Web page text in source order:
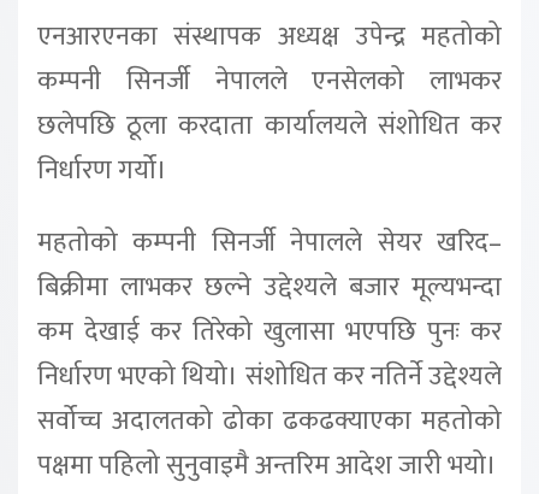
एनआरएनका संस्थापक अध्यक्ष उपेन्द्र महतोको
कम्पनी सिनर्जी नेपालले एनसेलको लाभकर
छलेपछि ठूला करदाता कार्यालयले संशोधित कर
निर्धारण गर्यो।
महतोको कम्पनी सिनर्जी नेपालले सेयर खरिद–
बिक्रीमा लाभकर छल्ने उद्देश्यले बजार मूल्यभन्दा
कम देखाई कर तिरेको खुलासा भएपछि पुनः कर
निर्धारण भएको थियो। संशोधित कर नतिर्ने उद्देश्यले
सर्वोच्च अदालतको ढोका ढकढक्याएका महतोको
पक्षमा पहिलो सुनुवाइमै अन्तरिम आदेश जारी भयो।